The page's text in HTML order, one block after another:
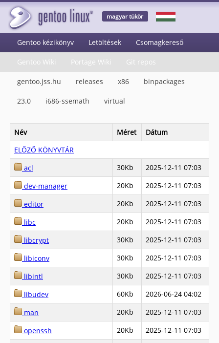
magyar tükör
Gentoo kézikönyv Letöltések Csomagkereső
Gentoo Wiki Portage Wiki Git repos
gentoo.jss.hu releases x86 binpackages
23.0 i686-ssemath virtual
Név Méret
Dátum
ELŐZŐ KÖNYVTÁR
acl
30Kb
2025-12-11 07:03
dev-manager
20Kb
2025-12-11 07:03
editor
20Kb
2025-12-11 07:03
libc
20Kb
2025-12-11 07:03
libcrypt
30Kb
2025-12-11 07:03
libiconv
30Kb
2025-12-11 07:03
libintl
30Kb
2025-12-11 07:03
libudev
60Kb
2026-06-24 04:02
man
20Kb
2025-12-11 07:03
openssh
20Kb
2025-12-11 07:03